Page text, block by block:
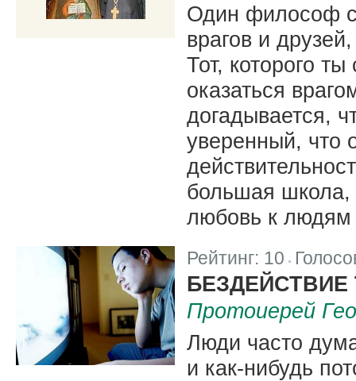
Один философ
врагов и
Тот, которого
оказаться
догадывается,
уверенный, что
большая школа,
любовь к людям
Рейтинг: 10 |
Протоиерей
Люди часто
и как-нибудь